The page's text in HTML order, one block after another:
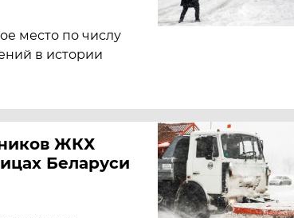
место по числу
в истории
ЖКХ
Беларуси